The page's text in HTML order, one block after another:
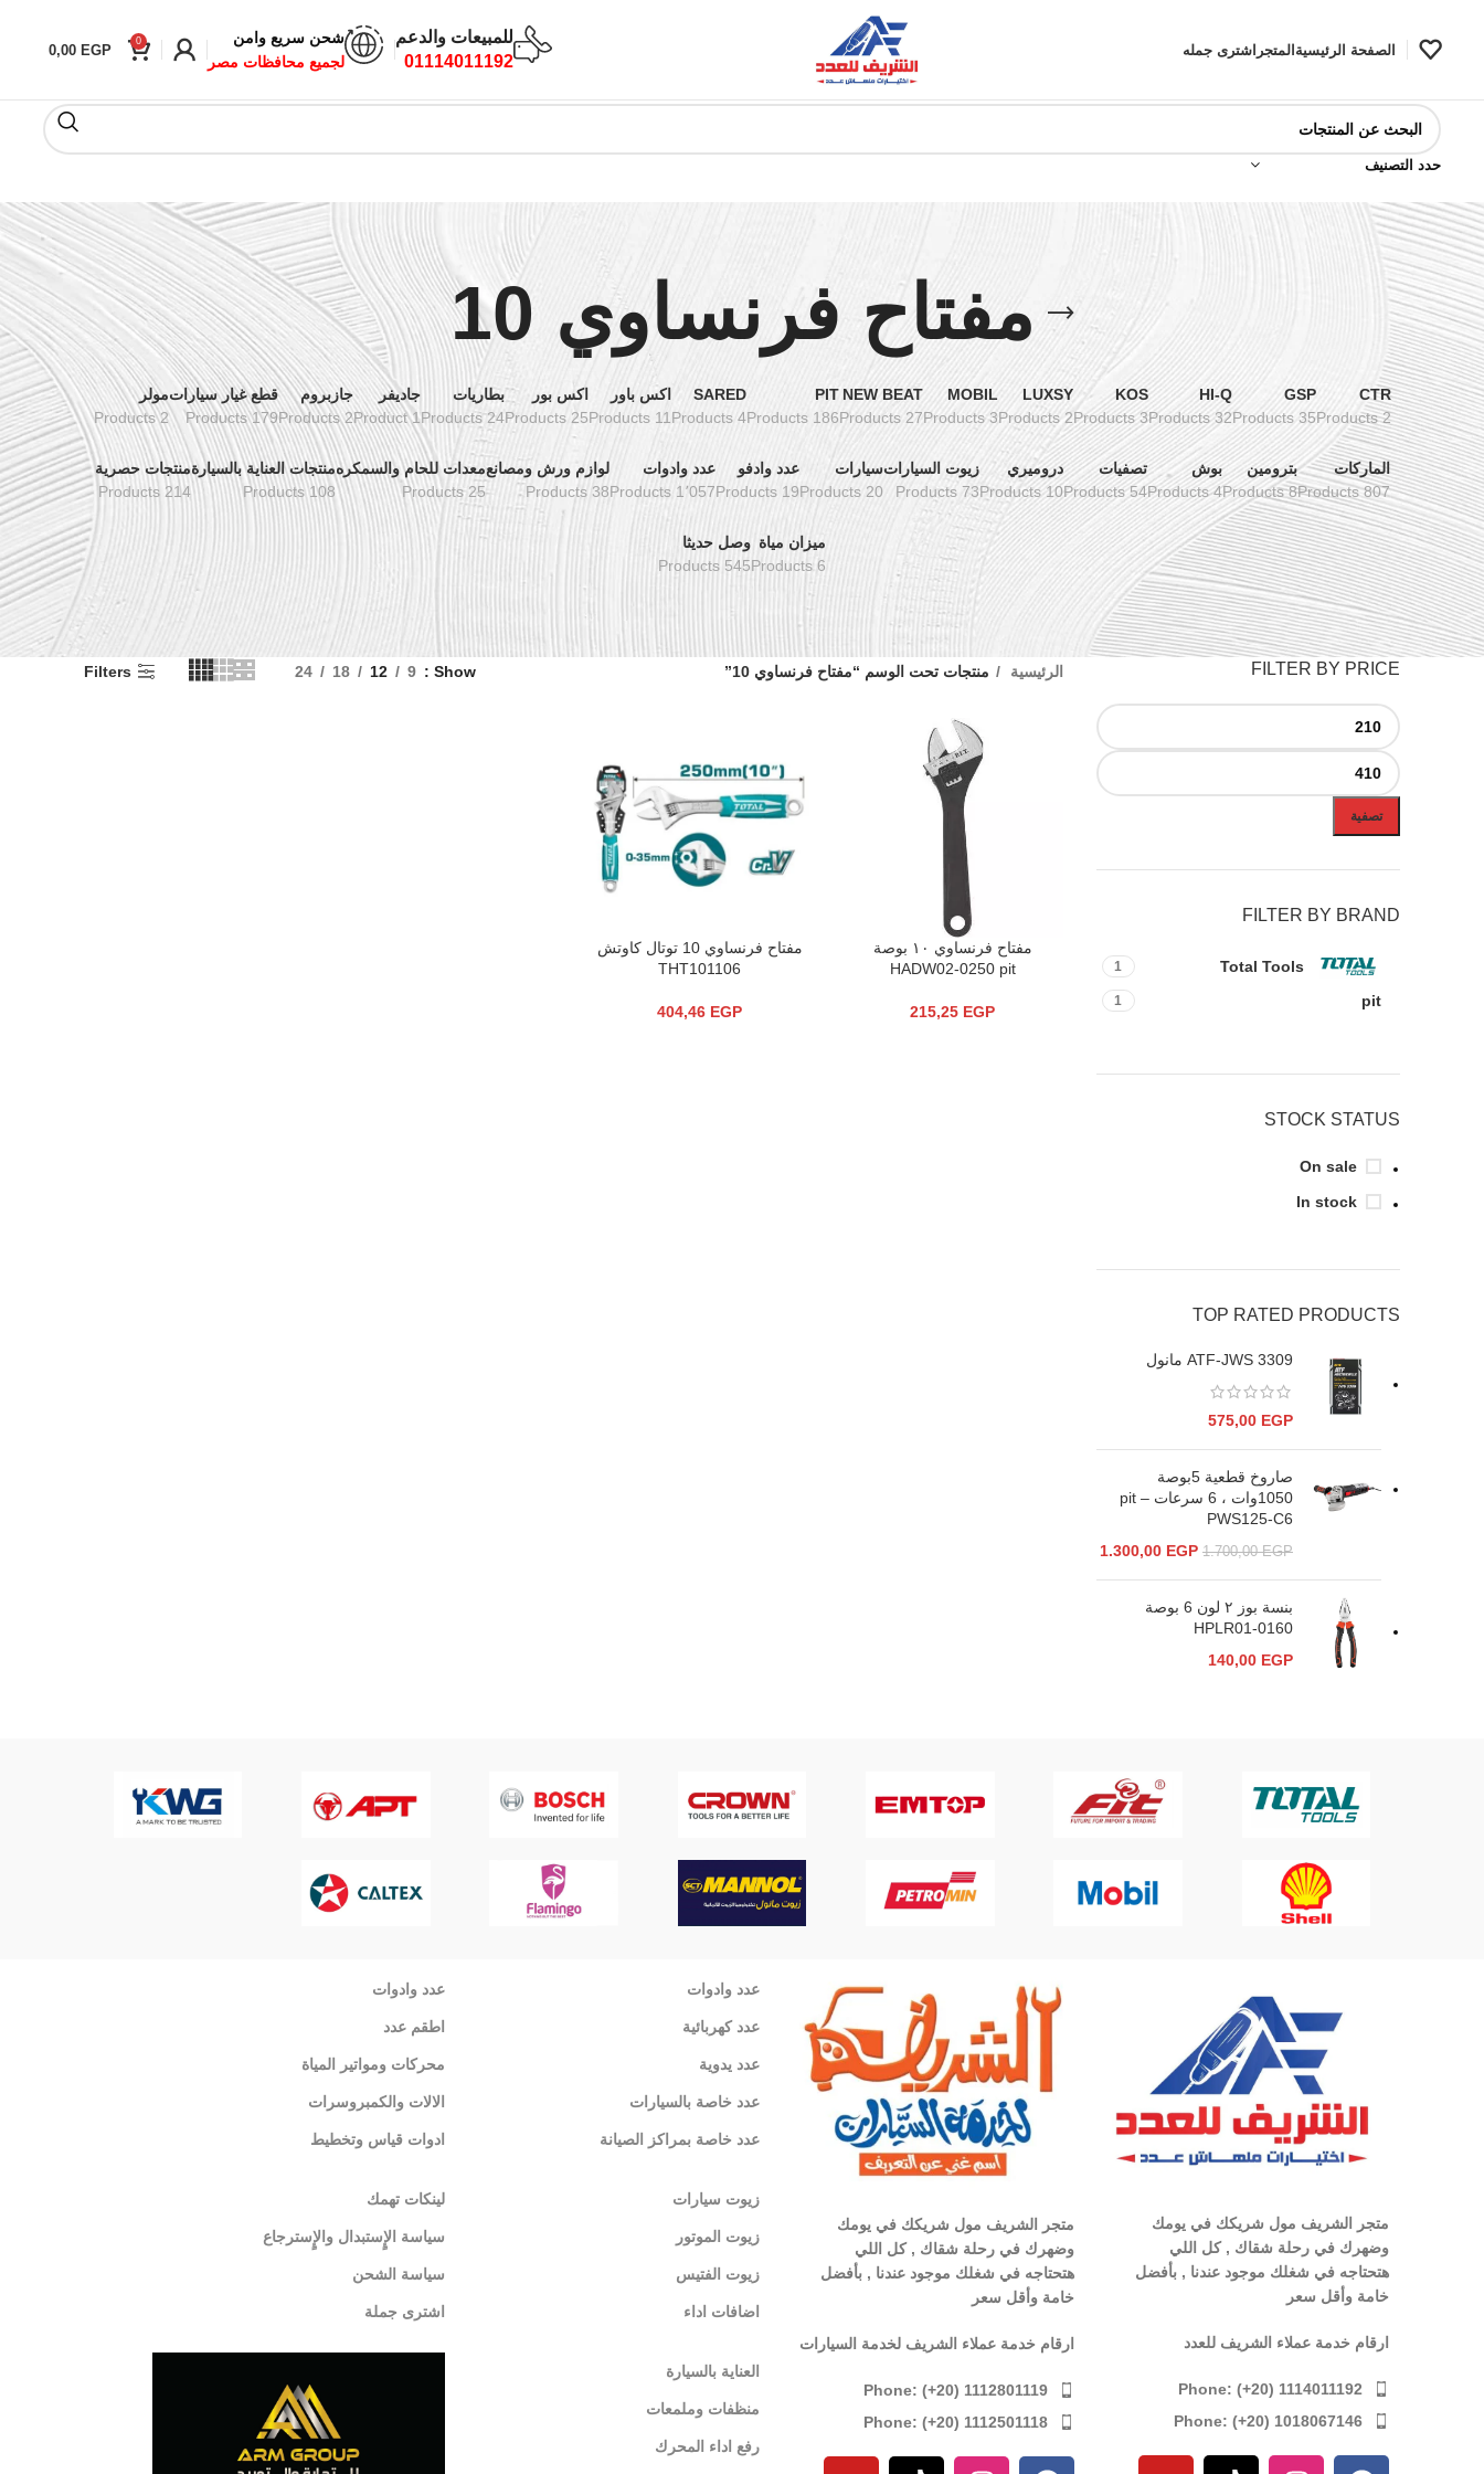
الصفحة الرئيسيةالمتجر اشترى جمله
للمبيعات والدعم
01114011192
شحن سريع وامن
لجميع محافظات مصر
0
0,00 EGP
حدد التصنيف
مفتاح فرنساوي 10
CTR
2 Products
GSP
35 Products
HI-Q
32 Products
KOS
3 Products
LUXSY
2 Products
MOBIL
3 Products
NEW BEAT
27 Products
PIT
186 Products
SARED
4 Products
اكس باور
11 Products
اكس بور
25 Products
بطاريات
24 Products
جاديفر
1 Product
جازبروم
2 Products
قطع غيار سيارات
179 Products
مولر
2 Products
الماركات
807 Products
بترومين
8 Products
بوش
4 Products
تصفيات
54 Products
دروميري
10 Products
زيوت السيارات
73 Products
سيارات
20 Products
عدد وادفو
19 Products
عدد وادوات
1٬057 Products
لوازم ورش ومصانع
38 Products
معدات للحام والسمكره
25 Products
منتجات العناية بالسيارة
108 Products
منتجات حصرية
214 Products
ميزان مياة
6 Products
وصل حديثا
545 Products
FILTER BY PRICE
تصفية
FILTER BY BRAND
Total Tools
1
pit
1
STOCK STATUS
On sale
In stock
TOP RATED PRODUCTS
ATF-JWS 3309 مانول
575,00 EGP
صاروخ قطعية 5بوصة
1050وات ، 6 سرعات – pit
PWS125-C6
1.700,00EGP
1.300,00 EGP
بنسة بوز ٢ لون 6 بوصة
HPLR01-0160
140,00 EGP
الرئيسية منتجات تحت الوسم “مفتاح فرنساوي 10” Show
9
12
18
24
Filters
إضافة إلى السلة
مفتاح فرنساوي ١٠ بوصة
HADW02-0250 pit
215,25 EGP
إضافة إلى السلة
مفتاح فرنساوي 10 توتال كاوتش
THT101106
404,46 EGP
متجر الشريف مول شريكك في يومك
وضهرك في رحلة شقاك , كل اللي
هتحتاجه في شغلك موجود عندنا , بأفضل
خامة وأقل سعر
ارقام خدمة عملاء الشريف للعدد
Phone: (+20) 1114011192
Phone: (+20) 1018067146
متجر الشريف مول شريكك في يومك
وضهرك في رحلة شقاك , كل اللي
هتحتاجه في شغلك موجود عندنا , بأفضل
خامة وأقل سعر
ارقام خدمة عملاء الشريف لخدمة السيارات
Phone: (+20) 1112801119
Phone: (+20) 1112501118
عدد وادوات
عدد كهربائية
عدد يدوية
عدد خاصة بالسيارات
عدد خاصة بمراكز الصيانة
زيوت سيارات
زيوت الموتور
زيوت الفتيس
اضافات اداء
العناية بالسيارة
منظفات وملمعات
رفع اداء المحرك
عدد وادوات
اطقم عدد
محركات ومواتير المياة
الالات والكمبروسرات
ادوات قياس وتخطيط
لينكات تهمك
سياسة الإٍستبدال والإٍسترجاع
سياسة الشحن
اشترى جملة